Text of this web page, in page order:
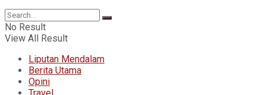
No Result
View All Result
Liputan Mendalam
Berita Utama
Opini